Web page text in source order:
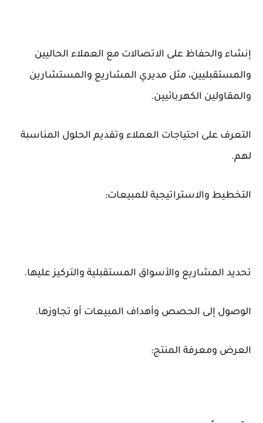
إنشاء والحفاظ على الاتصالات مع العملاء الحاليين
والمستقبليين، مثل مديري المشاريع والمستشارين
والمقاولين الكهربائيين.
التعرف على احتياجات العملاء وتقديم الحلول المناسبة
لهم.
التخطيط والاستراتيجية للمبيعات:
تحديد المشاريع والأسواق المستقبلية والتركيز عليها.
الوصول إلى الحصص وأهداف المبيعات أو تجاوزها.
العرض ومعرفة المنتج: